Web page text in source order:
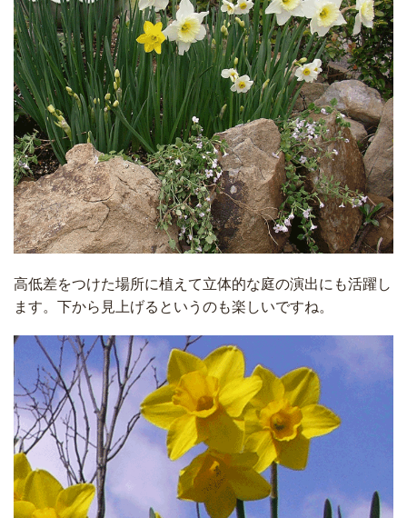
高低差をつけた場所に植えて立体的な庭の演出にも活躍し
ます。下から見上げるというのも楽しいですね。